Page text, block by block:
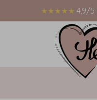
★★★★★ 4,9/5